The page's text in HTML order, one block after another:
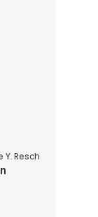
Resch